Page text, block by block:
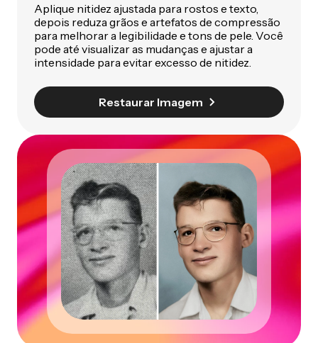
Aplique nitidez ajustada para rostos e texto,
depois reduza grãos e artefatos de compressão
para melhorar a legibilidade e tons de pele. Você
pode até visualizar as mudanças e ajustar a
intensidade para evitar excesso de nitidez.
Restaurar Imagem